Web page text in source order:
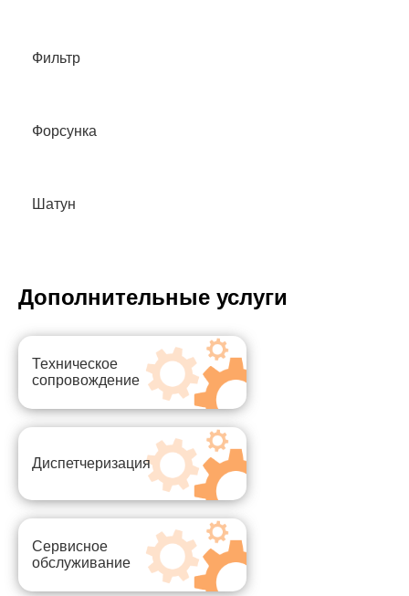
Фильтр
Форсунка
Шатун
Дополнительные услуги
Техническое
сопровождение
Диспетчеризация
Сервисное
обслуживание